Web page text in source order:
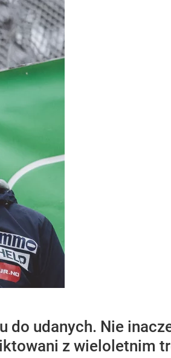
udanych. Nie
z wieloletnim